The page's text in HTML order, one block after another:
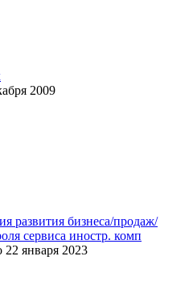
2009
развития бизнеса/продаж/
сервиса иностр. комп
22 января 2023